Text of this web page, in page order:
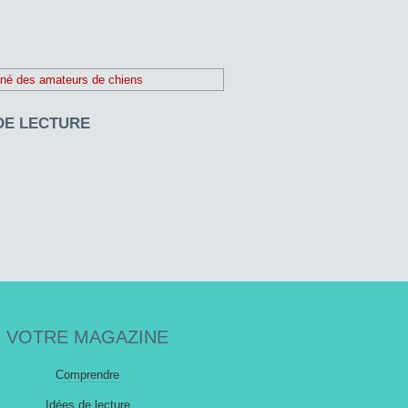
LECTURE
VOTRE MAGAZINE
Comprendre
Idées de lecture